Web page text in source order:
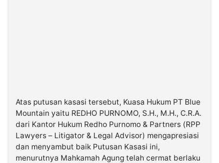
Atas putusan kasasi tersebut, Kuasa Hukum PT Blue
Mountain yaitu REDHO PURNOMO, S.H., M.H., C.R.A.
dari Kantor Hukum Redho Purnomo & Partners (RPP
Lawyers – Litigator & Legal Advisor) mengapresiasi
dan menyambut baik Putusan Kasasi ini,
menurutnya Mahkamah Agung telah cermat berlaku